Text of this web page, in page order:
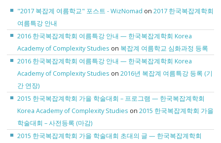
"2017 복잡계 여름학교" 포스트 - WizNomad on2017 한국복잡계학회
여름특강 안내
2016 한국복잡계학회 여름특강 안내 — 한국복잡계학회 Korea
Academy of Complexity Studies on 복잡계 여름학교 심화과정 등록
2016 한국복잡계학회 여름특강 안내 — 한국복잡계학회 Korea
Academy of Complexity Studies on2016년 복잡계 여름특강 등록 (기
간 연장)
2015 한국복잡계학회 가을 학술대회 – 프로그램 — 한국복잡계학회
Korea Academy of Complexity Studies on2015 한국복잡계학회 가을
학술대회 – 사전등록 (마감)
2015 한국복잡계학회 가을 학술대회 초대의 글 — 한국복잡계학회